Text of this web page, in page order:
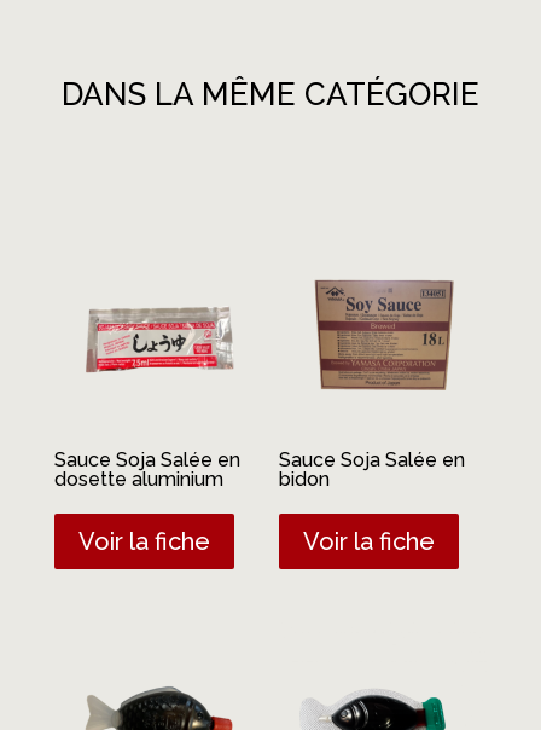
DANS LA MÊME CATÉGORIE
Sauce Soja Salée en
dosette aluminium
Voir la fiche
Sauce Soja Salée en
bidon
Voir la fiche